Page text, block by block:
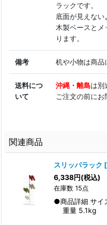
ラックです。
底面が見えない
木製ベースと
ります。
備考 机や小物は商品
送料につ
いて
沖縄・離島は別
ご注文の前にお
関連商品
スリッパラック [
6,338円(税込)
在庫数 15点
●商品詳細 サイ
重量 5.1kg